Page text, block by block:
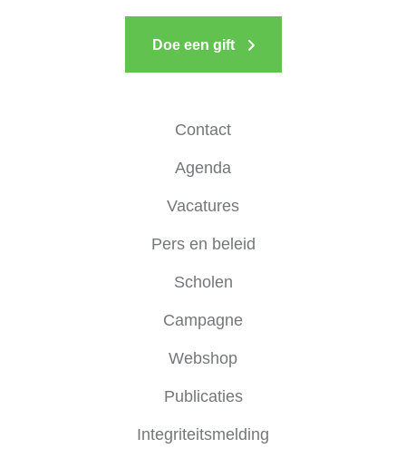
Doe een gift
Contact
Agenda
Vacatures
Pers en beleid
Scholen
Campagne
Webshop
Publicaties
Integriteitsmelding